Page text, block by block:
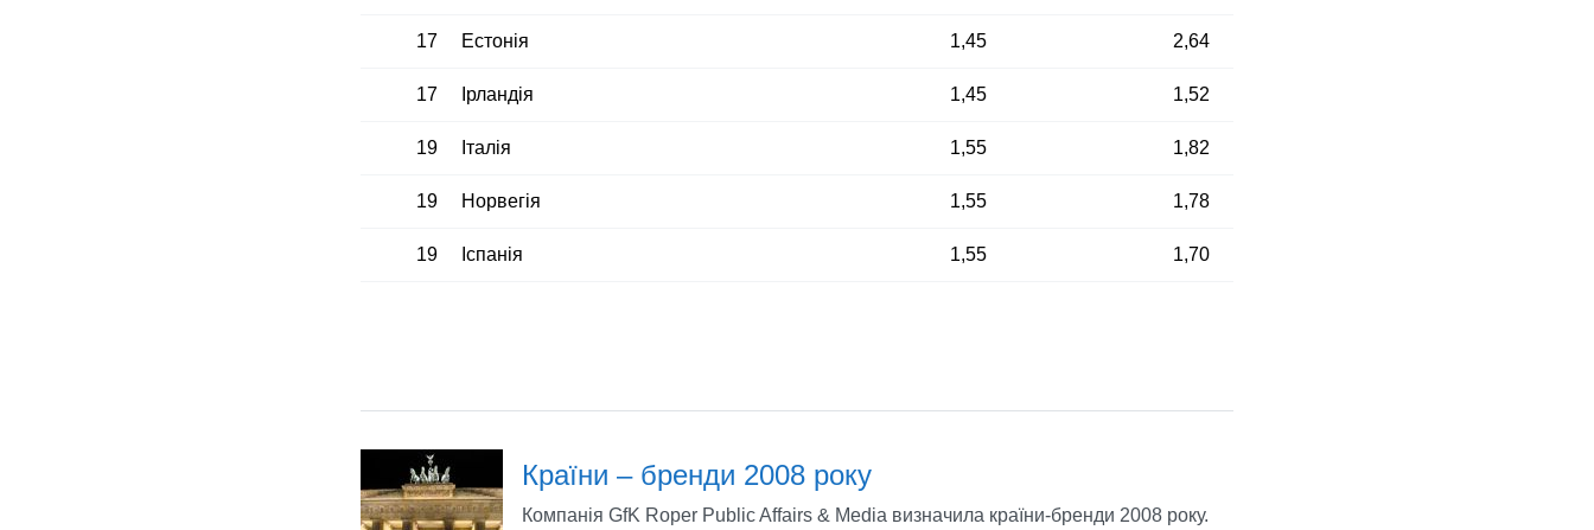
17 Естонія 1,45 2,64
17 Ірландія 1,45 1,52
19 Італія 1,55 1,82
19 Норвегія 1,55 1,78
19 Іспанія 1,55 1,70
Країни – бренди 2008 року
Компанія GfK Roper Public Affairs & Media визначила країни-бренди 2008 року.